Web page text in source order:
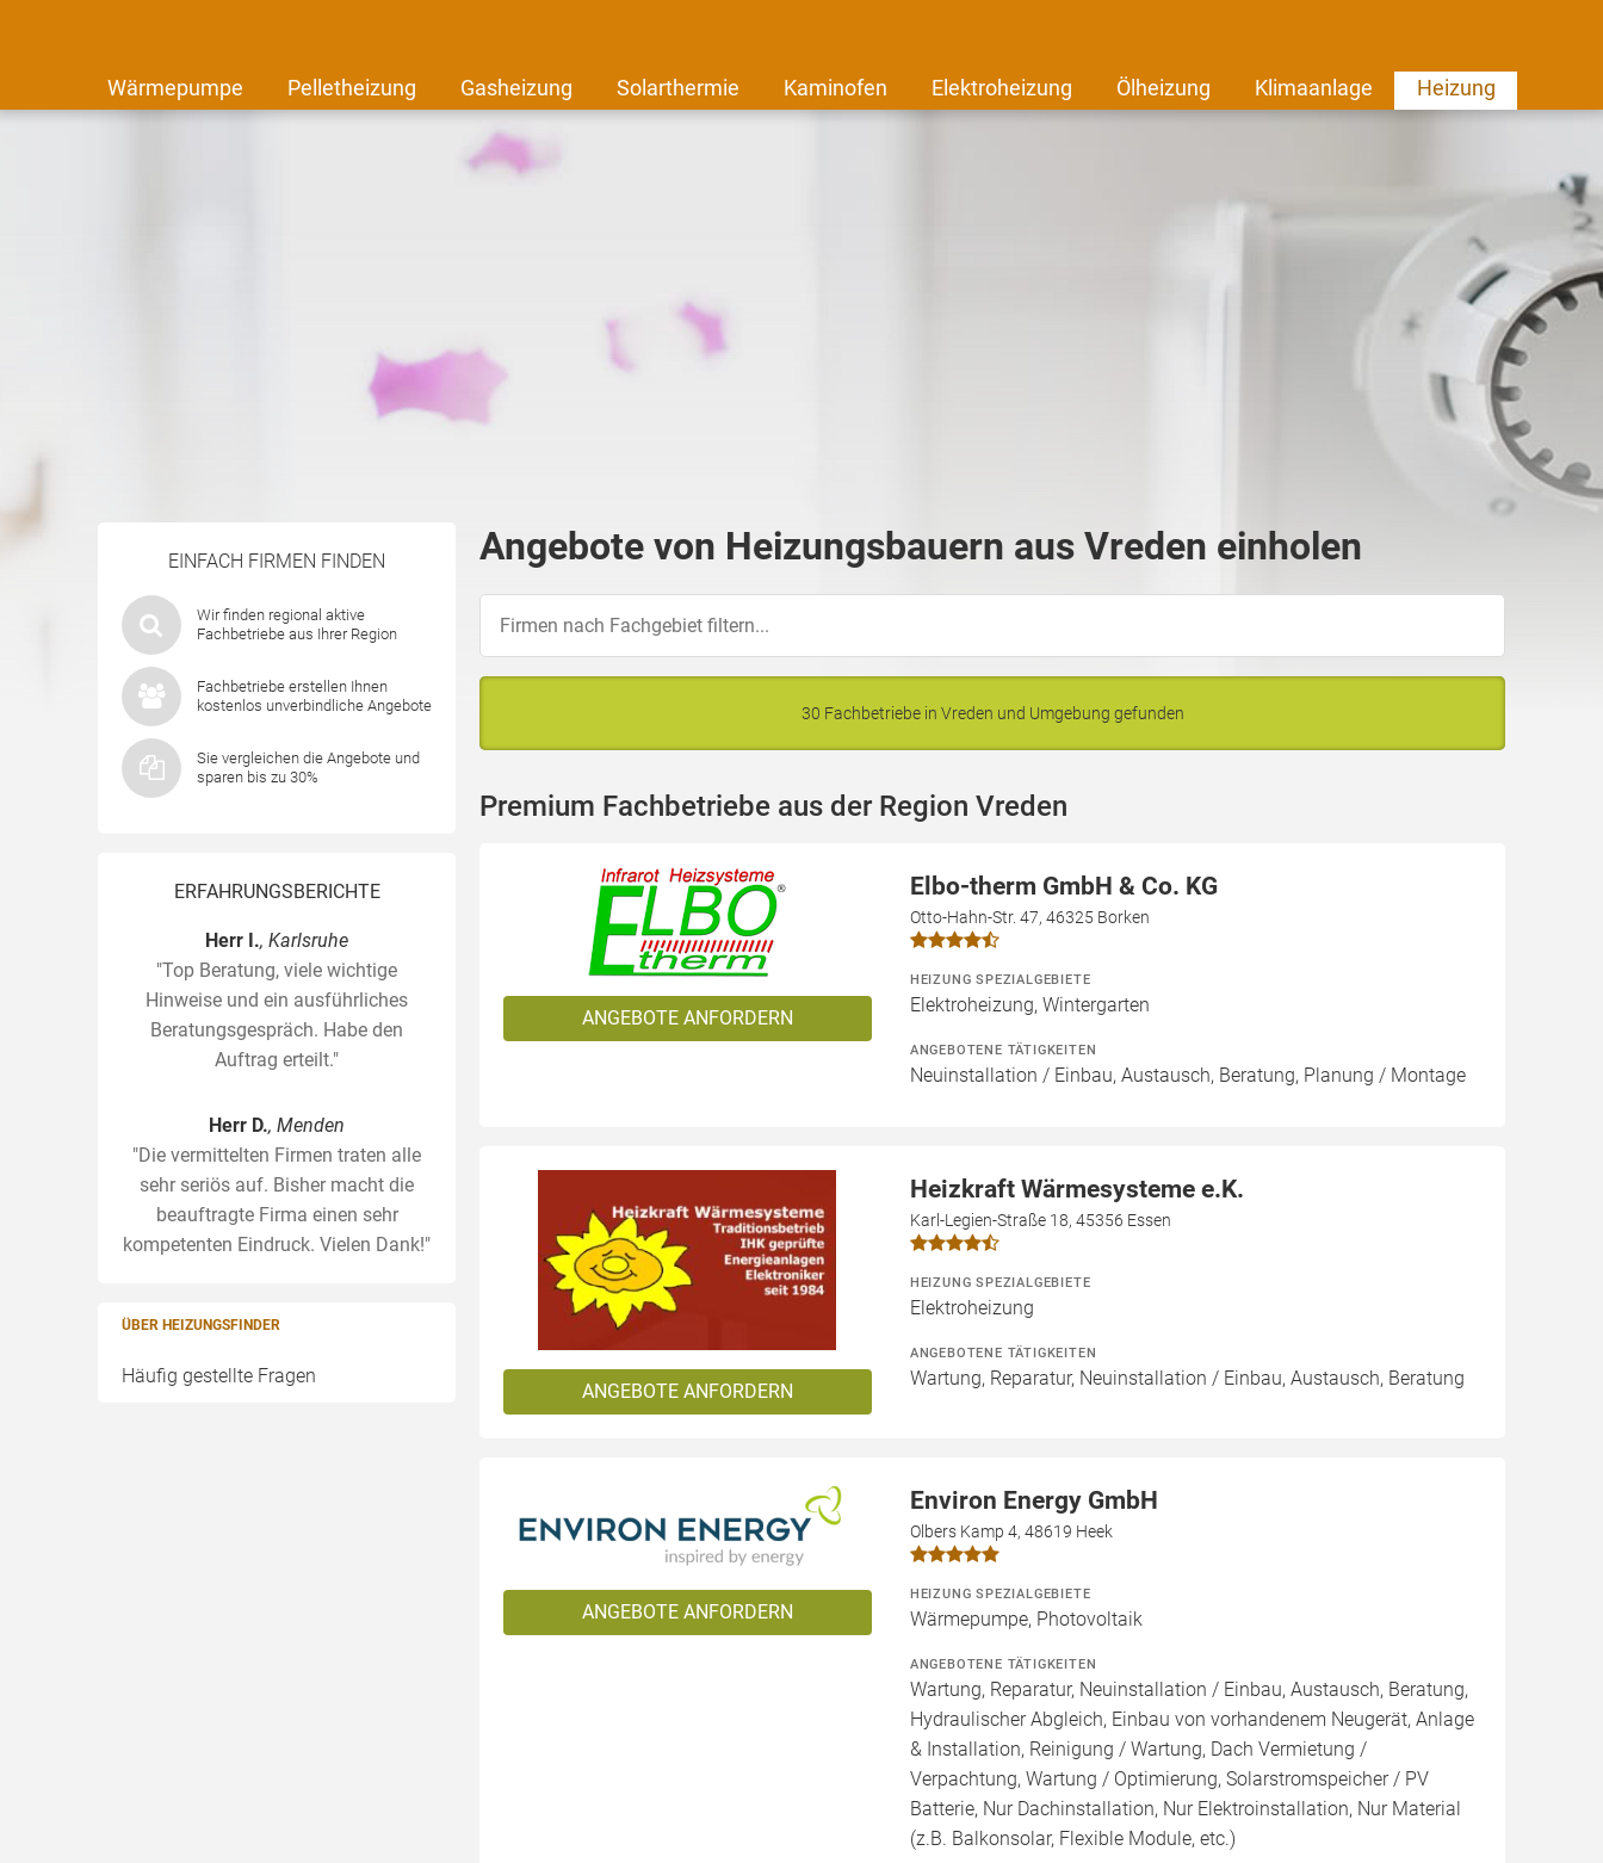
Wärmepumpe Pelletheizung Gasheizung Solarthermie Kaminofen Elektroheizung Ölheizung Klimaanlage Heizung
EINFACH FIRMEN FINDEN
Wir finden regional aktive
Fachbetriebe aus Ihrer Region
Fachbetriebe erstellen Ihnen
kostenlos unverbindliche Angebote
Sie vergleichen die Angebote und
sparen bis zu 30%
ERFAHRUNGSBERICHTE
Herr I., Karlsruhe
"Top Beratung, viele wichtige
Hinweise und ein ausführliches
Beratungsgespräch. Habe den
Auftrag erteilt."
Herr D., Menden
"Die vermittelten Firmen traten alle
sehr seriös auf. Bisher macht die
beauftragte Firma einen sehr
kompetenten Eindruck. Vielen Dank!"
ÜBER HEIZUNGSFINDER
Häufig gestellte Fragen
Angebote von Heizungsbauern aus Vreden einholen
30 Fachbetriebe in Vreden und Umgebung gefunden
Premium Fachbetriebe aus der Region Vreden
ANGEBOTE ANFORDERN
Elbo-therm GmbH & Co. KG
Otto-Hahn-Str. 47, 46325 Borken
HEIZUNG SPEZIALGEBIETE
Elektroheizung, Wintergarten
ANGEBOTENE TÄTIGKEITEN
Neuinstallation / Einbau, Austausch, Beratung, Planung / Montage
ANGEBOTE ANFORDERN
Heizkraft Wärmesysteme e.K.
Karl-Legien-Straße 18, 45356 Essen
HEIZUNG SPEZIALGEBIETE
Elektroheizung
ANGEBOTENE TÄTIGKEITEN
Wartung, Reparatur, Neuinstallation / Einbau, Austausch, Beratung
ANGEBOTE ANFORDERN
Environ Energy GmbH
Olbers Kamp 4, 48619 Heek
HEIZUNG SPEZIALGEBIETE
Wärmepumpe, Photovoltaik
ANGEBOTENE TÄTIGKEITEN
Wartung, Reparatur, Neuinstallation / Einbau, Austausch, Beratung,
Hydraulischer Abgleich, Einbau von vorhandenem Neugerät, Anlage
& Installation, Reinigung / Wartung, Dach Vermietung /
Verpachtung, Wartung / Optimierung, Solarstromspeicher / PV
Batterie, Nur Dachinstallation, Nur Elektroinstallation, Nur Material
(z.B. Balkonsolar, Flexible Module, etc.)